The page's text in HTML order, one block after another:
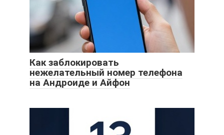
Как заблокировать
нежелательный номер телефона
на Андроиде и Айфон